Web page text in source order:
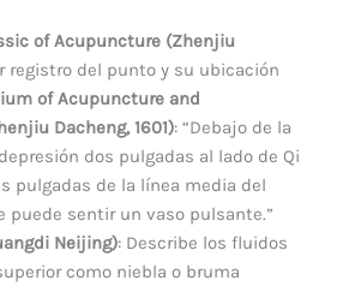
of Acupuncture (Zhenjiu
registro del punto y su ubicación
of Acupuncture and
Dacheng, 1601): “Debajo de la
dos pulgadas al lado de Qi
pulgadas de la línea media del
puede sentir un vaso pulsante.”
Neijing): Describe los fluidos
como niebla o bruma